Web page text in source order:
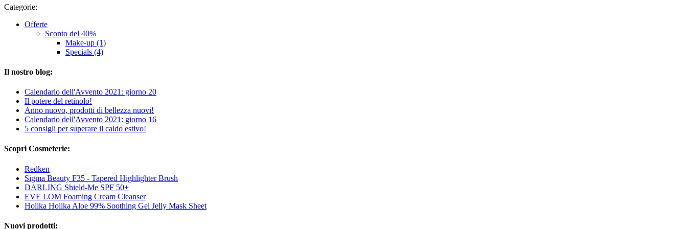
Categorie:
Offerte
Sconto del 40%
Make-up (1)
Specials (4)
Il nostro blog:
Calendario dell'Avvento 2021: giorno 20
Il potere del retinolo!
Anno nuovo, prodotti di bellezza nuovi!
Calendario dell'Avvento 2021: giorno 16
5 consigli per superare il caldo estivo!
Scopri Cosmeterie:
Redken
Sigma Beauty F35 - Tapered Highlighter Brush
DARLING Shield-Me SPF 50+
EVE LOM Foaming Cream Cleanser
Holika Holika Aloe 99% Soothing Gel Jelly Mask Sheet
Nuovi prodotti: